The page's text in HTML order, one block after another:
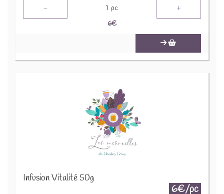
- 1 pc +
6€
Infusion Vitalité 50g
6€/pc